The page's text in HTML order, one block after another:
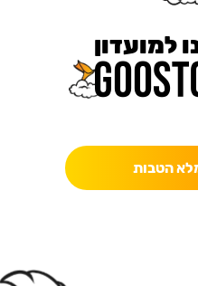
למועדון
הטבות